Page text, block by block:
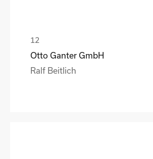
Otto Ganter GmbH
Ralf Beitlich